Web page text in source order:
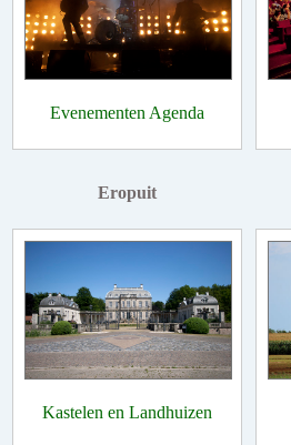
Evenementen Agenda
Eropuit
Kastelen en Landhuizen